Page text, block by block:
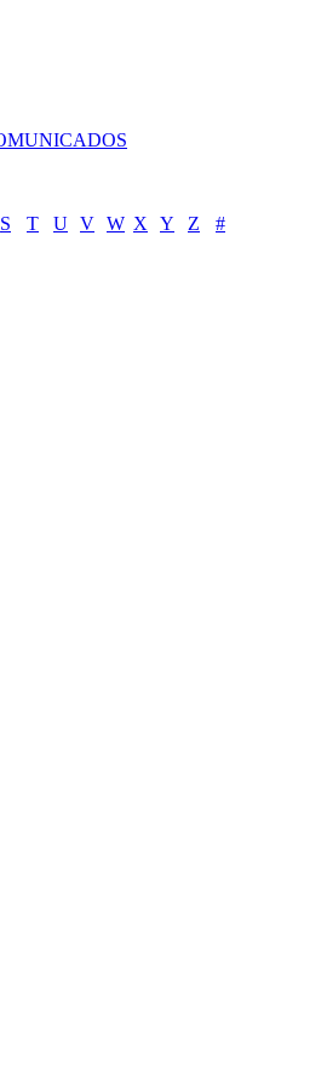
S T U V W X Y Z
#